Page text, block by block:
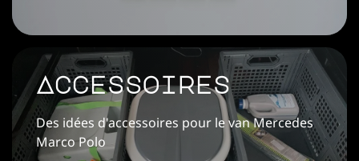
Accessoires
Des idées d'accessoires pour le van Mercedes
Marco Polo